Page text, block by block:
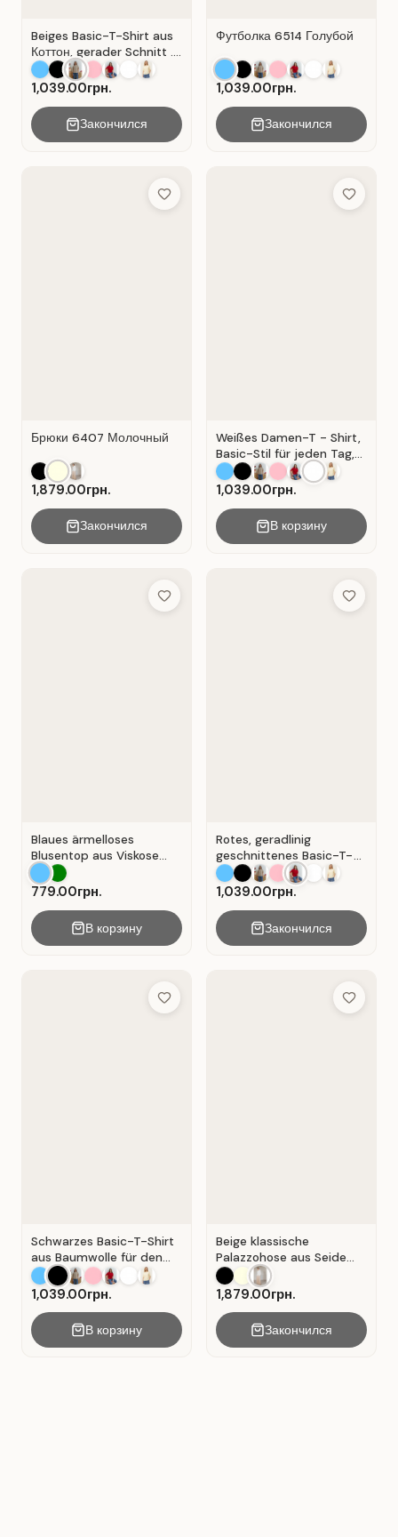
Beiges Basic-T-Shirt aus
Коттон, gerader Schnitt .
Beige.
1,039.00грн.
Закончился
Футболка 6514 Голубой
1,039.00грн.
Закончился
Add to Wish List
Брюки 6407 Молочный
1,879.00грн.
Закончился
Add to
Weißes Damen-T - Shirt,
Basic-Stil für jeden Tag,
Material: Weißer Kater
1,039.00грн.
В корзину
Add to Wish List
Blaues ärmelloses
Blusentop aus Viskose
mit V-Ausschnitt . Blau .
779.00грн.
В корзину
Add to
Rotes, geradlinig
geschnittenes Basic-T-
Shirt aus Baumwolle . Rot
.1,039.00грн.
Закончился
Add to Wish List
Schwarzes Basic-T-Shirt
aus Baumwolle für den
Alltag . Schwarz.
1,039.00грн.
В корзину
Add to
Beige klassische
Palazzohose aus Seide
mit Falten . Beige .
1,879.00грн.
Закончился